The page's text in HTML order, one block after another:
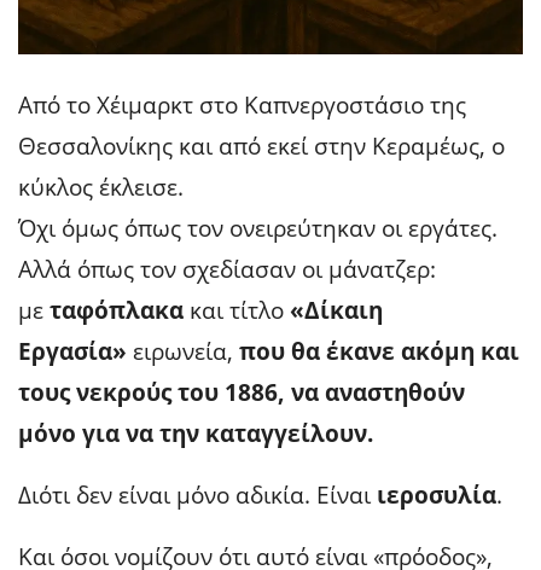
Από το Χέιμαρκτ στο Καπνεργοστάσιο της
Θεσσαλονίκης και από εκεί στην Κεραμέως, ο
κύκλος έκλεισε.
Όχι όμως όπως τον ονειρεύτηκαν οι εργάτες.
Αλλά όπως τον σχεδίασαν οι μάνατζερ:
μεταφόπλακα και τίτλο«Δίκαιη
Εργασία» ειρωνεία, που θα έκανε ακόμη και
τους νεκρούς του 1886, να αναστηθούν
μόνο για να την καταγγείλουν.
Διότι δεν είναι μόνο αδικία. Είναι ιεροσυλία.
Και όσοι νομίζουν ότι αυτό είναι «πρόοδος»,